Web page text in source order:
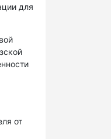
для
от